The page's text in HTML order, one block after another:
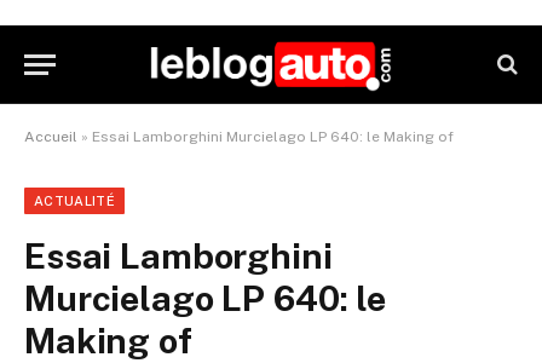
Accueil » Essai Lamborghini Murcielago LP 640: le Making of
ACTUALITÉ
Essai Lamborghini
Murcielago LP 640: le
Making of